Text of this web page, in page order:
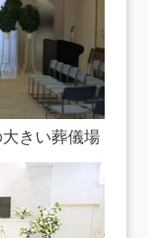
きい葬儀場